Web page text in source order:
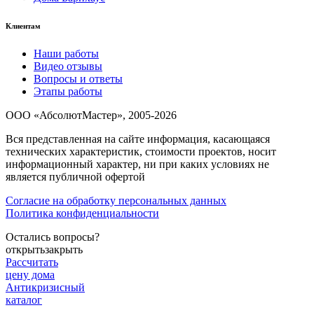
Клиентам
Наши работы
Видео отзывы
Вопросы и ответы
Этапы работы
ООО «АбсолютМастер», 2005-2026
Вся представленная на сайте информация, касающаяся
технических характеристик, стоимости проектов, носит
информационный характер, ни при каких условиях не
является публичной офертой
Согласие на обработку персональных данных
Политика конфиденциальности
Остались вопросы?
открытьзакрыть
Рассчитать
цену дома
Антикризисный
каталог